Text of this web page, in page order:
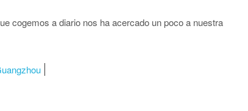
cogemos a diario nos ha acercado un poco a nuestra